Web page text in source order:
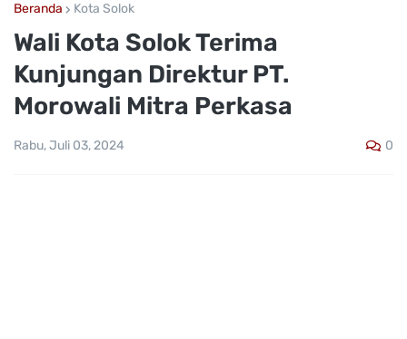
Beranda Kota Solok
Wali Kota Solok Terima
Kunjungan Direktur PT.
Morowali Mitra Perkasa
Rabu, Juli 03, 2024 0